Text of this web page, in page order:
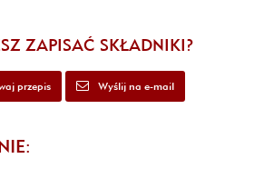
ZAPISAĆ SKŁADNIKI?
przepis Wyślij na e-mail